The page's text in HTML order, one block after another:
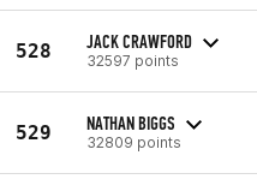
528 JACK CRAWFORD
32597 points
529 NATHAN BIGGS
32809 points